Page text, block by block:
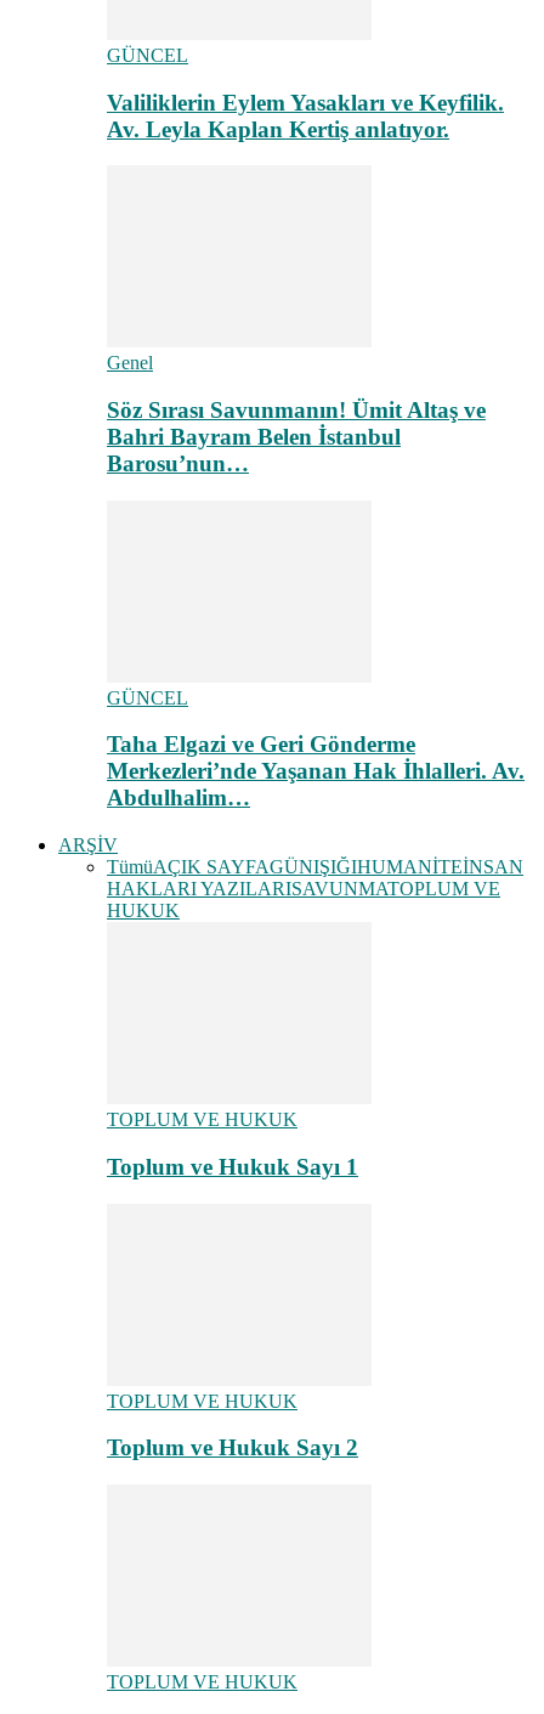
GÜNCEL
Valiliklerin Eylem Yasakları ve Keyfilik.
Av. Leyla Kaplan Kertiş anlatıyor.
Genel
Söz Sırası Savunmanın! Ümit Altaş ve
Bahri Bayram Belen İstanbul
Barosu’nun…
GÜNCEL
Taha Elgazi ve Geri Gönderme
Merkezleri’nde Yaşanan Hak İhlalleri. Av.
Abdulhalim…
ARŞİV
TümüAÇIK SAYFAGÜNIŞIĞIHUMANİTEİNSAN
HAKLARI YAZILARISAVUNMATOPLUM VE
HUKUK
TOPLUM VE HUKUK
Toplum ve Hukuk Sayı 1
TOPLUM VE HUKUK
Toplum ve Hukuk Sayı 2
TOPLUM VE HUKUK